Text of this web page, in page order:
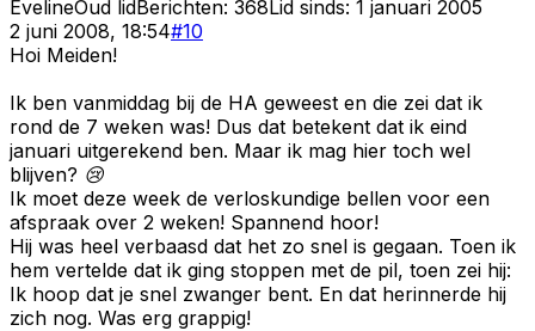
EvelineOud lidBerichten: 368Lid sinds: 1 januari 2005
2 juni 2008, 18:54#10
Hoi Meiden!
Ik ben vanmiddag bij de HA geweest en die zei dat ik
rond de 7 weken was! Dus dat betekent dat ik eind
januari uitgerekend ben. Maar ik mag hier toch wel
blijven? 😢
Ik moet deze week de verloskundige bellen voor een
afspraak over 2 weken! Spannend hoor!
Hij was heel verbaasd dat het zo snel is gegaan. Toen ik
hem vertelde dat ik ging stoppen met de pil, toen zei hij:
Ik hoop dat je snel zwanger bent. En dat herinnerde hij
zich nog. Was erg grappig!